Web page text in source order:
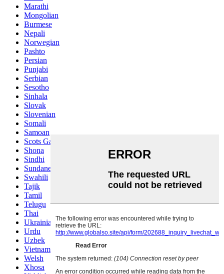
Marathi
Mongolian
Burmese
Nepali
Norwegian
Pashto
Persian
Punjabi
Serbian
Sesotho
Sinhala
Slovak
Slovenian
Somali
Samoan
Scots Gaelic
Shona
Sindhi
Sundanese
Swahili
Tajik
Tamil
Telugu
Thai
Ukrainian
Urdu
Uzbek
Vietnamese
Welsh
Xhosa